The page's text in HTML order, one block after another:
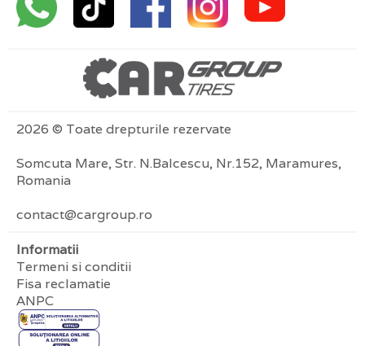
2026 © Toate drepturile rezervate
Somcuta Mare, Str. N.Balcescu, Nr.152, Maramures,
Romania
contact@cargroup.ro
Informatii
Termeni si conditii
Fisa reclamatie
ANPC